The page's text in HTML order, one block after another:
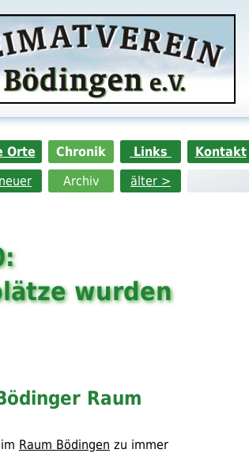
Orte Chronik Links
Kontakt
Archiv älter >
wurden
Raum
Raum Bödingen zu immer